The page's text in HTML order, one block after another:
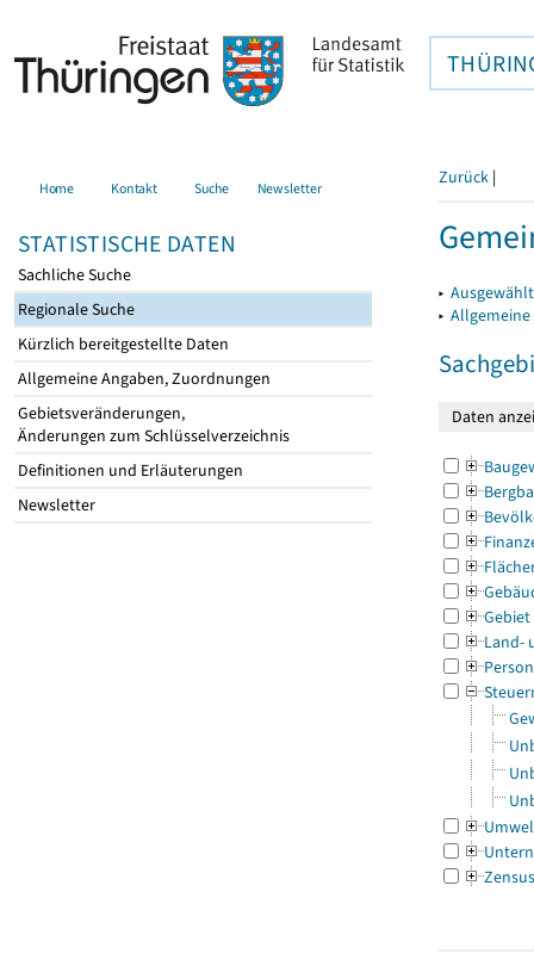
Home Kontakt Suche Newsletter
STATISTISCHE DATEN
Sachliche Suche
Regionale Suche
Kürzlich bereitgestellte Daten
Allgemeine Angaben, Zuordnungen
Gebietsveränderungen,
Änderungen zum Schlüsselverzeichnis
Definitionen und Erläuterungen
Newsletter
Zurück |
▸
▸
Gebiet
Land-
Zensus